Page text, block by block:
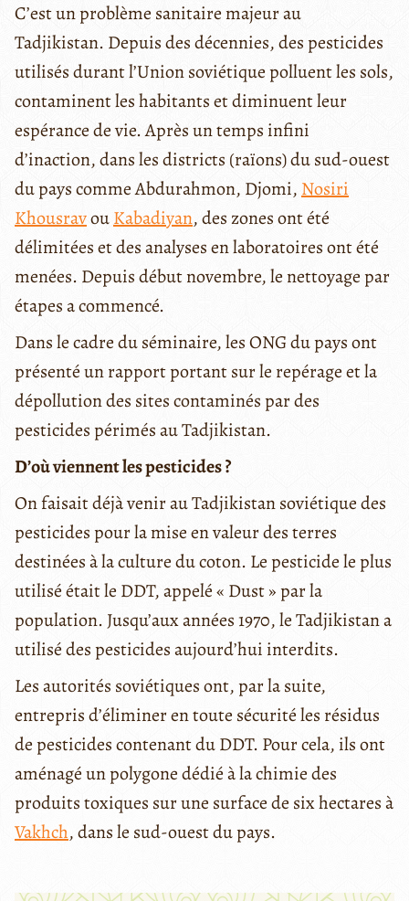
C’est un problème sanitaire majeur au
Tadjikistan. Depuis des décennies, des pesticides
utilisés durant l’Union soviétique polluent les sols,
contaminent les habitants et diminuent leur
espérance de vie. Après un temps infini
d’inaction, dans les districts (raïons) du sud-ouest
du pays comme Abdurahmon, Djomi, Nosiri
KhousravouKabadiyan, des zones ont été
délimitées et des analyses en laboratoires ont été
menées. Depuis début novembre, le nettoyage par
étapes a commencé.
Dans le cadre du séminaire, les ONG du pays ont
présenté un rapport portant sur le repérage et la
dépollution des sites contaminés par des
pesticides périmés au Tadjikistan.
D’où viennent les pesticides ?
On faisait déjà venir au Tadjikistan soviétique des
pesticides pour la mise en valeur des terres
destinées à la culture du coton. Le pesticide le plus
utilisé était le DDT, appelé « Dust » par la
population. Jusqu’aux années 1970, le Tadjikistan a
utilisé des pesticides aujourd’hui interdits.
Les autorités soviétiques ont, par la suite,
entrepris d’éliminer en toute sécurité les résidus
de pesticides contenant du DDT. Pour cela, ils ont
aménagé un polygone dédié à la chimie des
produits toxiques sur une surface de six hectares à
Vakhch, dans le sud-ouest du pays.